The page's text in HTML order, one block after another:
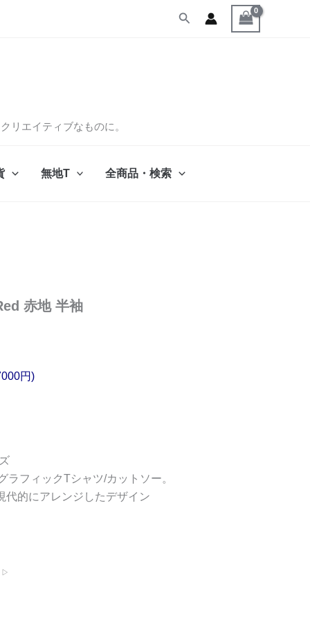
検
リエイティブなものに。
無地T 全商品・検索
赤地 半袖
円)
ラフィックTシャツ/カットソー。
代的にアレンジしたデザイン
▷